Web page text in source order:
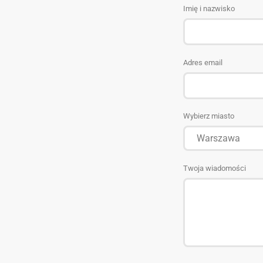
Imię i nazwisko
Adres email
Wybierz miasto
Twoja wiadomości